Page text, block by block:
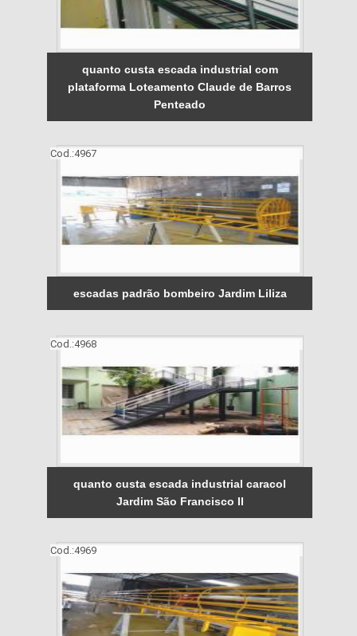
quanto custa escada industrial com
plataforma Loteamento Claude de Barros
Penteado
Cod.:4967
escadas padrão bombeiro Jardim Liliza
Cod.:4968
quanto custa escada industrial caracol
Jardim São Francisco II
Cod.:4969